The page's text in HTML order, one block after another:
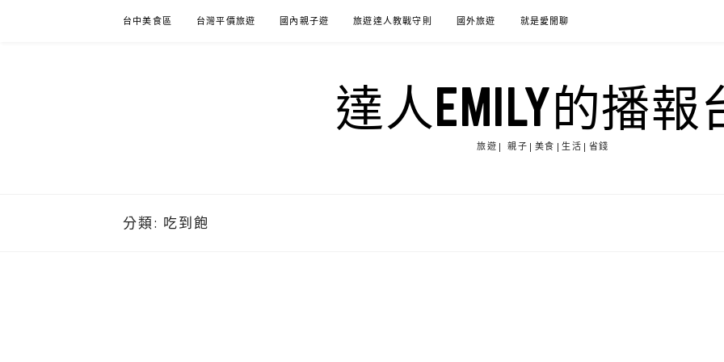
台中美食區 台灣平價旅遊 國內親子遊 旅遊達人教戰守則 國外旅遊 就是愛閒聊
達人EMILY的播報
旅遊| 親子|美食|生活|省錢
分類: 吃到飽